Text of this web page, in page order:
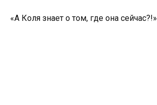
«А Коля знает о том, где она сейчас?!»